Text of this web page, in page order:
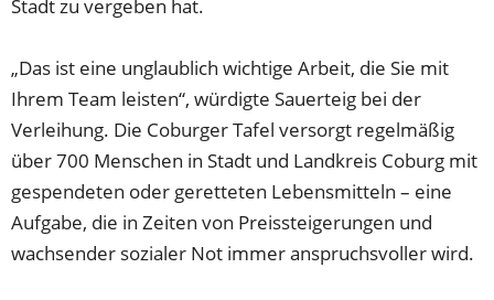
Stadt zu vergeben hat.
„Das ist eine unglaublich wichtige Arbeit, die Sie mit
Ihrem Team leisten“, würdigte Sauerteig bei der
Verleihung. Die Coburger Tafel versorgt regelmäßig
über 700 Menschen in Stadt und Landkreis Coburg mit
gespendeten oder geretteten Lebensmitteln – eine
Aufgabe, die in Zeiten von Preissteigerungen und
wachsender sozialer Not immer anspruchsvoller wird.